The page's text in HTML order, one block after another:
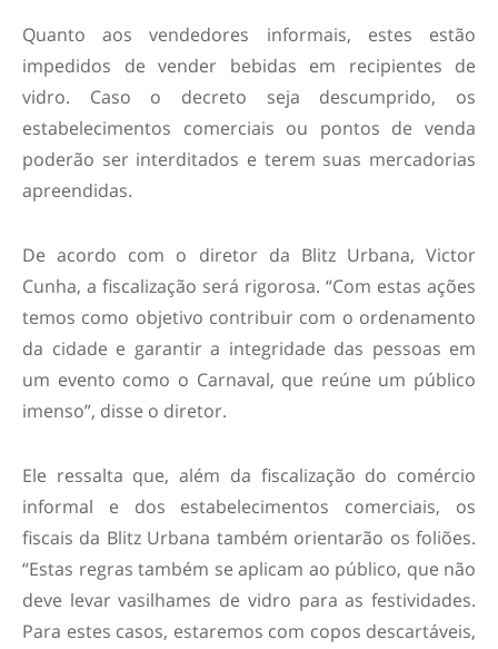
Quanto aos vendedores informais, estes estão
impedidos de vender bebidas em recipientes de
vidro. Caso o decreto seja descumprido, os
estabelecimentos comerciais ou pontos de venda
poderão ser interditados e terem suas mercadorias
apreendidas.
De acordo com o diretor da Blitz Urbana, Victor
Cunha, a fiscalização será rigorosa. “Com estas ações
temos como objetivo contribuir com o ordenamento
da cidade e garantir a integridade das pessoas em
um evento como o Carnaval, que reúne um público
imenso”, disse o diretor.
Ele ressalta que, além da fiscalização do comércio
informal e dos estabelecimentos comerciais, os
fiscais da Blitz Urbana também orientarão os foliões.
“Estas regras também se aplicam ao público, que não
deve levar vasilhames de vidro para as festividades.
Para estes casos, estaremos com copos descartáveis,